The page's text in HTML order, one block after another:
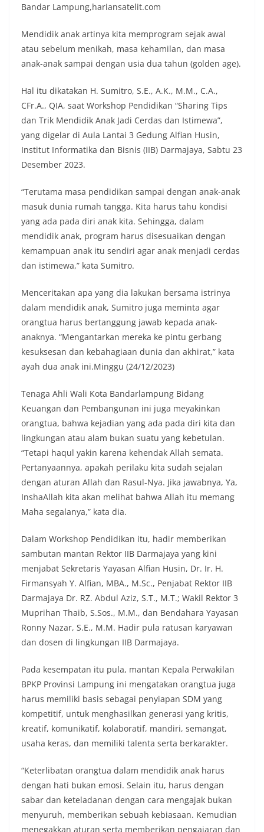
Bandar Lampung,hariansatelit.com
Mendidik anak artinya kita memprogram sejak awal
atau sebelum menikah, masa kehamilan, dan masa
anak-anak sampai dengan usia dua tahun (golden age).
Hal itu dikatakan H. Sumitro, S.E., A.K., M.M., C.A.,
CFr.A., QIA, saat Workshop Pendidikan “Sharing Tips
dan Trik Mendidik Anak Jadi Cerdas dan Istimewa”,
yang digelar di Aula Lantai 3 Gedung Alfian Husin,
Institut Informatika dan Bisnis (IIB) Darmajaya, Sabtu 23
Desember 2023.
“Terutama masa pendidikan sampai dengan anak-anak
masuk dunia rumah tangga. Kita harus tahu kondisi
yang ada pada diri anak kita. Sehingga, dalam
mendidik anak, program harus disesuaikan dengan
kemampuan anak itu sendiri agar anak menjadi cerdas
dan istimewa,” kata Sumitro.
Menceritakan apa yang dia lakukan bersama istrinya
dalam mendidik anak, Sumitro juga meminta agar
orangtua harus bertanggung jawab kepada anak-
anaknya. “Mengantarkan mereka ke pintu gerbang
kesuksesan dan kebahagiaan dunia dan akhirat,” kata
ayah dua anak ini.Minggu (24/12/2023)
Tenaga Ahli Wali Kota Bandarlampung Bidang
Keuangan dan Pembangunan ini juga meyakinkan
orangtua, bahwa kejadian yang ada pada diri kita dan
lingkungan atau alam bukan suatu yang kebetulan.
“Tetapi haqul yakin karena kehendak Allah semata.
Pertanyaannya, apakah perilaku kita sudah sejalan
dengan aturan Allah dan Rasul-Nya. Jika jawabnya, Ya,
InshaAllah kita akan melihat bahwa Allah itu memang
Maha segalanya,” kata dia.
Dalam Workshop Pendidikan itu, hadir memberikan
sambutan mantan Rektor IIB Darmajaya yang kini
menjabat Sekretaris Yayasan Alfian Husin, Dr. Ir. H.
Firmansyah Y. Alfian, MBA., M.Sc., Penjabat Rektor IIB
Darmajaya Dr. RZ. Abdul Aziz, S.T., M.T.; Wakil Rektor 3
Muprihan Thaib, S.Sos., M.M., dan Bendahara Yayasan
Ronny Nazar, S.E., M.M. Hadir pula ratusan karyawan
dan dosen di lingkungan IIB Darmajaya.
Pada kesempatan itu pula, mantan Kepala Perwakilan
BPKP Provinsi Lampung ini mengatakan orangtua juga
harus memiliki basis sebagai penyiapan SDM yang
kompetitif, untuk menghasilkan generasi yang kritis,
kreatif, komunikatif, kolaboratif, mandiri, semangat,
usaha keras, dan memiliki talenta serta berkarakter.
“Keterlibatan orangtua dalam mendidik anak harus
dengan hati bukan emosi. Selain itu, harus dengan
sabar dan keteladanan dengan cara mengajak bukan
menyuruh, memberikan sebuah kebiasaan. Kemudian
menegakkan aturan serta memberikan pengajaran dan